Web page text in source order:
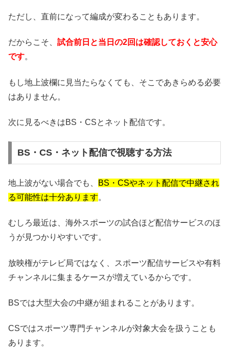
ただし、直前になって編成が変わることもあります。
だからこそ、 試合前日と当日の2回は確認しておくと安心
です。
もし地上波欄に見当たらなくても、そこであきらめる必要
はありません。
次に見るべきはBS・CSとネット配信です。
BS・CS・ネット配信で視聴する方法
地上波がない場合でも、
BS・CSやネット配信で中継され
る可能性は十分あります。
むしろ最近は、海外スポーツの試合ほど配信サービスのほ
うが見つかりやすいです。
放映権がテレビ局ではなく、スポーツ配信サービスや有料
チャンネルに集まるケースが増えているからです。
BSでは大型大会の中継が組まれることがあります。
CSではスポーツ専門チャンネルが対象大会を扱うことも
あります。